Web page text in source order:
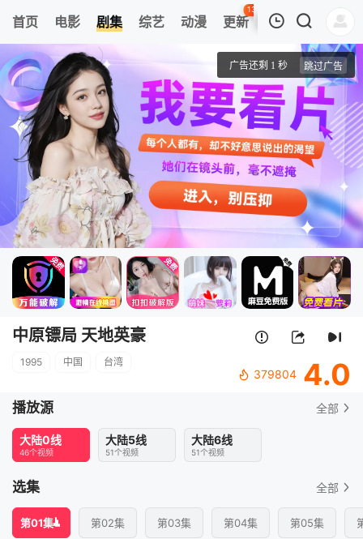
首页 电影 剧集 综艺 动漫 更新
135
热榜 APP
我的观影记录
第01集
中原镖局 天地英豪
清空
中原镖局 天地英豪
1995 中国 台湾
379804 4.0
播放源 全部
大陆0线
46个视频
大陆5线
51个视频
大陆6线
51个视频
选集 全部
第01集 第02集 第03集 第04集 第05集